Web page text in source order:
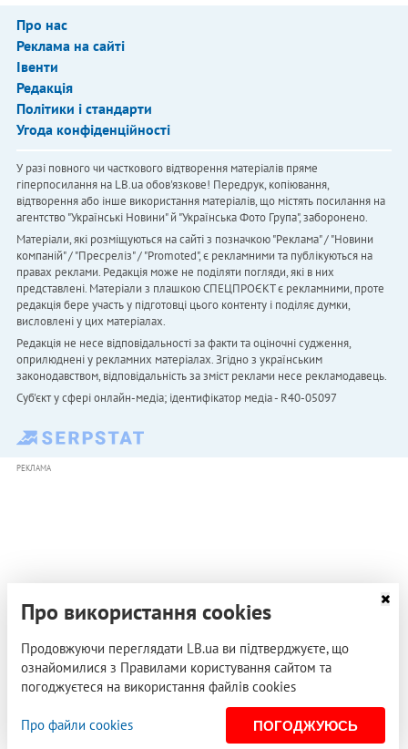
Про нас
Реклама на сайті
Івенти
Редакція
Політики і стандарти
Угода конфіденційності
У разі повного чи часткового відтворення матеріалів пряме
гіперпосилання на LB.ua обов'язкове! Передрук, копіювання,
відтворення або інше використання матеріалів, що містять посилання на
агентство "Українськi Новини" й "Українська Фото Група", заборонено.
Матеріали, які розміщуються на сайті з позначкою "Реклама" / "Новини
компаній" / "Пресреліз" / "Promoted", є рекламними та публікуються на
правах реклами. Редакція може не поділяти погляди, які в них
представлені. Матеріали з плашкою СПЕЦПРОЄКТ є рекламними, проте
редакція бере участь у підготовці цього контенту і поділяє думки,
висловлені у цих матеріалах.
Редакція не несе відповідальності за факти та оціночні судження,
оприлюднені у рекламних матеріалах. Згідно з українським
законодавством, відповідальність за зміст реклами несе рекламодавець.
Cуб'єкт у сфері онлайн-медіа; ідентифікатор медіа - R40-05097
РЕКЛАМА
Про використання cookies
Продовжуючи переглядати LB.ua ви підтверджуєте, що
ознайомилися з Правилами користування сайтом та
погоджуєтеся на використання файлів cookies
Про файли cookies ПОГОДЖУЮСЬ